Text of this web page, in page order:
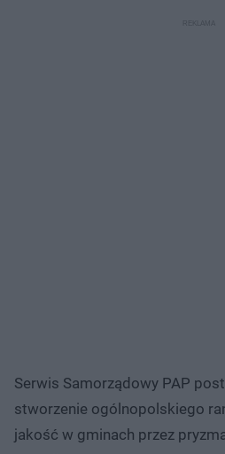
Serwis Samorządowy PAP
stworzenie ogólnopolskiego
jakość w gminach przez